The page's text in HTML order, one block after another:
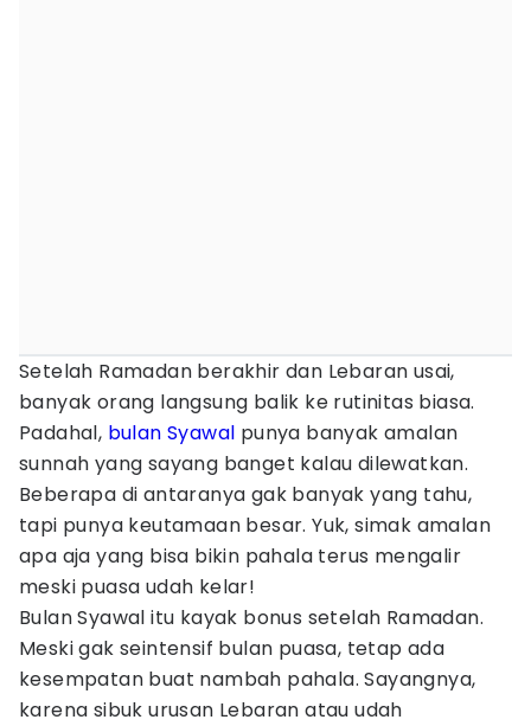
Setelah Ramadan berakhir dan Lebaran usai,
banyak orang langsung balik ke rutinitas biasa.
Padahal, bulan Syawal punya banyak amalan
sunnah yang sayang banget kalau dilewatkan.
Beberapa di antaranya gak banyak yang tahu,
tapi punya keutamaan besar. Yuk, simak amalan
apa aja yang bisa bikin pahala terus mengalir
meski puasa udah kelar!
Bulan Syawal itu kayak bonus setelah Ramadan.
Meski gak seintensif bulan puasa, tetap ada
kesempatan buat nambah pahala. Sayangnya,
karena sibuk urusan Lebaran atau udah